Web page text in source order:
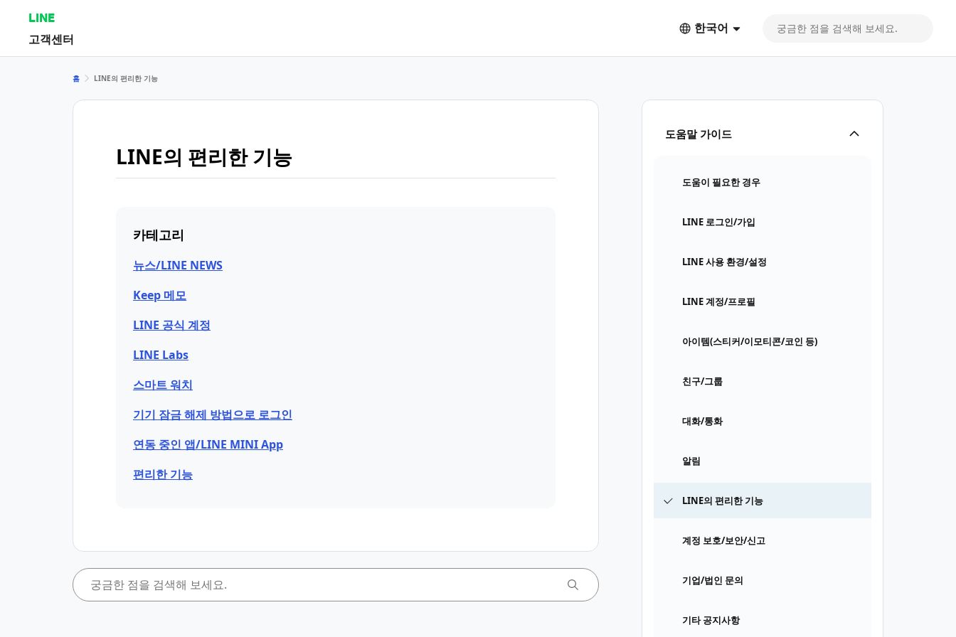
LINE
고객센터
한국어
도움말 가이드
도움이 필요한 경우
LINE 로그인/가입
LINE 사용 환경/설정
LINE 계정/프로필
아이템(스티커/이모티콘/코인 등)
친구/그룹
대화/통화
알림
LINE의 편리한 기능
계정 보호/보안/신고
기업/법인 문의
기타 공지사항
홈 LINE의 편리한 기능
LINE의 편리한 기능
카테고리
뉴스/LINE NEWS
Keep 메모
LINE 공식 계정
LINE Labs
스마트 워치
기기 잠금 해제 방법으로 로그인
연동 중인 앱/LINE MINI App
편리한 기능